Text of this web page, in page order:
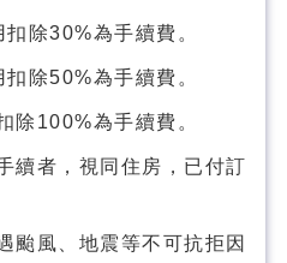
除30%為手續費。
除50%為手續費。
除100%為手續費。
續者，視同住房，已付訂
颱風、地震等不可抗拒因